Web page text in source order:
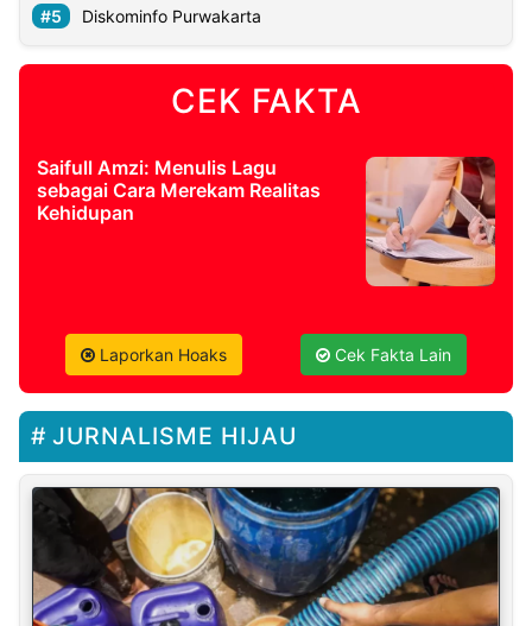
Diskominfo Purwakarta
CEK FAKTA
Saifull Amzi: Menulis Lagu
sebagai Cara Merekam Realitas
Kehidupan
Laporkan Hoaks Cek Fakta Lain
JURNALISME HIJAU